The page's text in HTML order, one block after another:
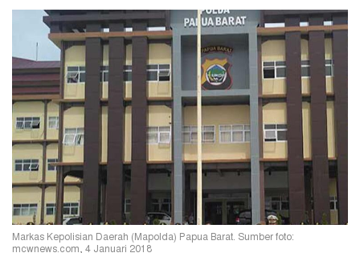
Markas Kepolisian Daerah (Mapolda) Papua Barat. Sumber foto:
mcwnews.com, 4 Januari 2018